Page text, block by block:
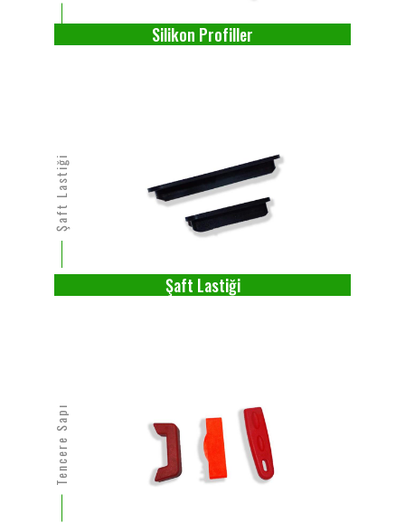
Silikon Profiller
Şaft Lastiği
Şaft Lastiği
Tencere Sapı